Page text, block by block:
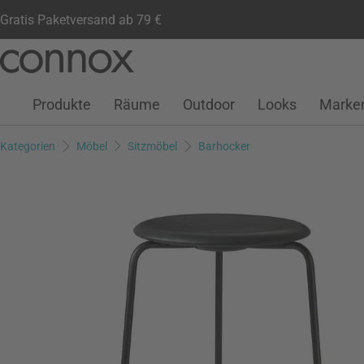
Gratis Paketversand ab 79 €
Seiteninhalt
Suchfeld
Kundenkonto
Wunschliste
Warenkorb
Produkte Räume Outdoor Looks
Kategorien Möbel Sitzmöbel Barhocker